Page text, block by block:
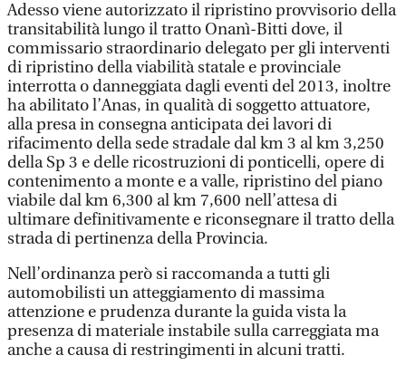
Adesso viene autorizzato il ripristino provvisorio della
transitabilità lungo il tratto Onanì-Bitti dove, il
commissario straordinario delegato per gli interventi
di ripristino della viabilità statale e provinciale
interrotta o danneggiata dagli eventi del 2013, inoltre
ha abilitato l’Anas, in qualità di soggetto attuatore,
alla presa in consegna anticipata dei lavori di
rifacimento della sede stradale dal km 3 al km 3,250
della Sp 3 e delle ricostruzioni di ponticelli, opere di
contenimento a monte e a valle, ripristino del piano
viabile dal km 6,300 al km 7,600 nell’attesa di
ultimare definitivamente e riconsegnare il tratto della
strada di pertinenza della Provincia.
Nell’ordinanza però si raccomanda a tutti gli
automobilisti un atteggiamento di massima
attenzione e prudenza durante la guida vista la
presenza di materiale instabile sulla carreggiata ma
anche a causa di restringimenti in alcuni tratti.